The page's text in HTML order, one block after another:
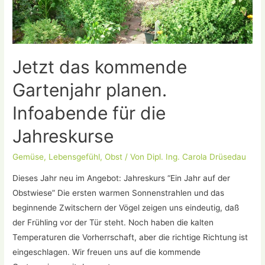
Jetzt das kommende
Gartenjahr planen.
Infoabende für die
Jahreskurse
Gemüse, Lebensgefühl, Obst / Von Dipl. Ing. Carola Drüsedau
Dieses Jahr neu im Angebot: Jahreskurs “Ein Jahr auf der
Obstwiese” Die ersten warmen Sonnenstrahlen und das
beginnende Zwitschern der Vögel zeigen uns eindeutig, daß
der Frühling vor der Tür steht. Noch haben die kalten
Temperaturen die Vorherrschaft, aber die richtige Richtung ist
eingeschlagen. Wir freuen uns auf die kommende